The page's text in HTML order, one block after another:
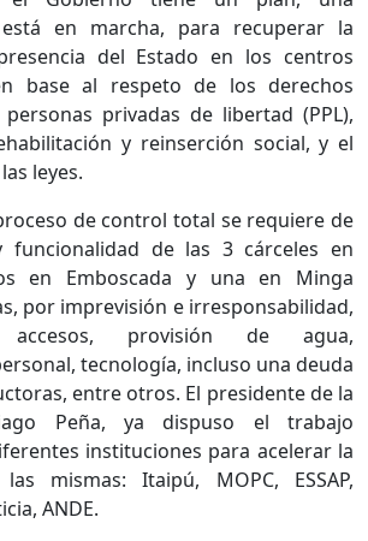
en marcha, para recuperar la
del Estado en los centros
base al respeto de los derechos
privadas de libertad (PPL),
y reinserción social, y el
leyes.
de control total se requiere de
funcionalidad de las 3 cárceles en
en Emboscada y una en Minga
por imprevisión e irresponsabilidad,
provisión de agua,
tecnología, incluso una deuda
entre otros. El presidente de la
Peña, ya dispuso el trabajo
instituciones para acelerar la
mismas: Itaipú, MOPC, ESSAP,
ANDE.